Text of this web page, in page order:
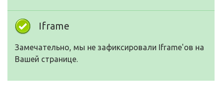
Iframe
Замечательно, мы не зафиксировали Iframe'ов на
Вашей странице.